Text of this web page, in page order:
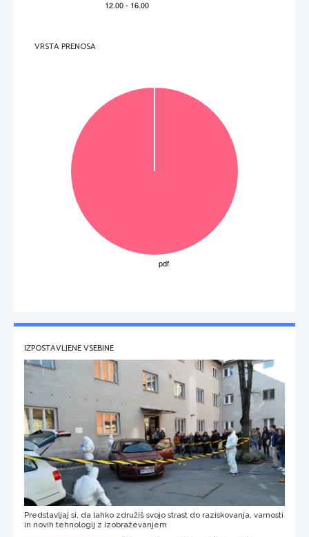
V sivo polje ne pišite
VRSTA PRENOSA
IZPOSTAVLJENE VSEBINE
Predstavljaj si, da lahko združiš svojo strast do raziskovanja, varnosti
in novih tehnologij z izobraževanjem